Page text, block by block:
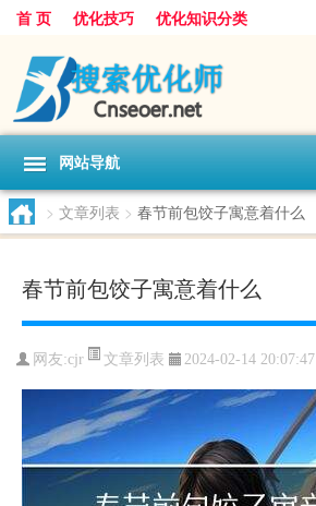
首 页 优化技巧 优化知识分类
网站导航
> 文章列表 > 春节前包饺子寓意着什么
春节前包饺子寓意着什么
网友:cjr 文章列表 2024-02-14 20:07:47